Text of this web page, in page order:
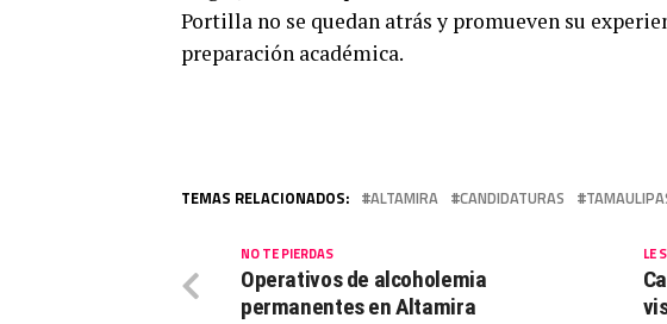
Portilla no se quedan atrás y promueven su
preparación académica.
TEMAS RELACIONADOS: ALTAMIRA CANDIDATURAS
LE
NO TE PIERDAS
Operativos de alcoholemia
permanentes en Altamira